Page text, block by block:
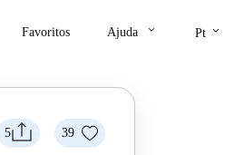
Favoritos Ajuda keyboard_arrow_down Pt keyboard_arrow_down
5 39